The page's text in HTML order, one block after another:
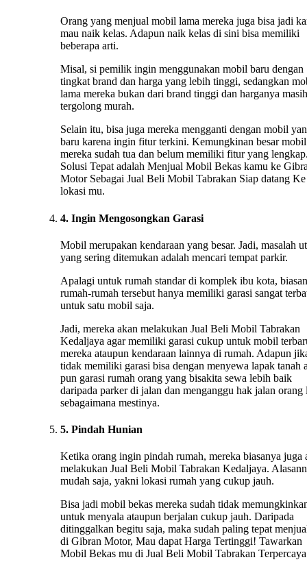
Orang yang menjual mobil lama mereka juga bisa jadi
mau naik kelas. Adapun naik kelas di sini bisa memiliki
beberapa arti.
Misal, si pemilik ingin menggunakan mobil baru dengan
tingkat brand dan harga yang lebih tinggi, sedangkan
lama mereka bukan dari brand tinggi dan harganya masih
tergolong murah.
Selain itu, bisa juga mereka mengganti dengan mobil
baru karena ingin fitur terkini. Kemungkinan besar mobil
mereka sudah tua dan belum memiliki fitur yang
Solusi Tepat adalah Menjual Mobil Bekas kamu ke
Motor Sebagai Jual Beli Mobil Tabrakan Siap datang Ke
lokasi mu.
4. Ingin Mengosongkan Garasi
Mobil merupakan kendaraan yang besar. Jadi, masalah
yang sering ditemukan adalah mencari tempat parkir.
Apalagi untuk rumah standar di komplek ibu kota,
rumah-rumah tersebut hanya memiliki garasi sangat
untuk satu mobil saja.
Jadi, mereka akan melakukan Jual Beli Mobil Tabrakan
Kedaljaya agar memiliki garasi cukup untuk mobil
mereka ataupun kendaraan lainnya di rumah. Adapun
tidak memiliki garasi bisa dengan menyewa lapak tanah
pun garasi rumah orang yang bisakita sewa lebih baik
daripada parker di jalan dan menganggu hak jalan orang
sebagaimana mestinya.
5. Pindah Hunian
Ketika orang ingin pindah rumah, mereka biasanya juga
melakukan Jual Beli Mobil Tabrakan Kedaljaya.
mudah saja, yakni lokasi rumah yang cukup jauh.
Bisa jadi mobil bekas mereka sudah tidak
untuk menyala ataupun berjalan cukup jauh. Daripada
ditinggalkan begitu saja, maka sudah paling tepat
di Gibran Motor, Mau dapat Harga Tertinggi! Tawarkan
Mobil Bekas mu di Jual Beli Mobil Tabrakan